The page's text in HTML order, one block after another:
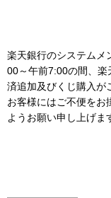
楽天銀行のシステムメ
00～午前7:00の間、
済追加及びくじ購入が
お客様にはご不便をお
ようお願い申し上げま